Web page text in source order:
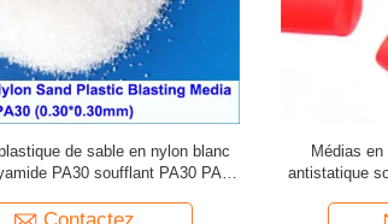
blanc
PA30 PA40
Médias en plastique de sable
antistatique soufflant PA6 le